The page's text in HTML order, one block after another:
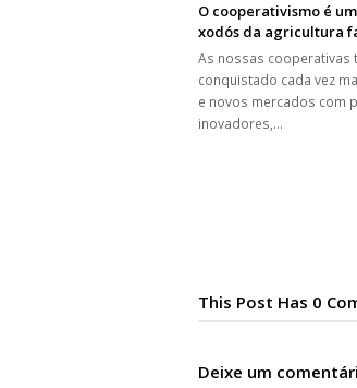
O cooperativismo é
xodós da agricultura
As nossas cooperativas
conquistado cada vez
e novos mercados com
inovadores,…
This Post Has 0
Deixe um